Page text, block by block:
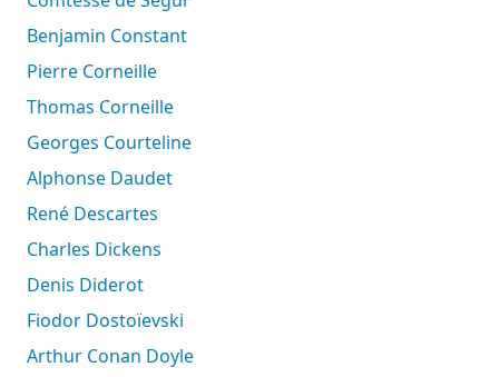
Benjamin Constant
Pierre Corneille
Thomas Corneille
Georges Courteline
Alphonse Daudet
René Descartes
Charles Dickens
Denis Diderot
Fiodor Dostoïevski
Arthur Conan Doyle